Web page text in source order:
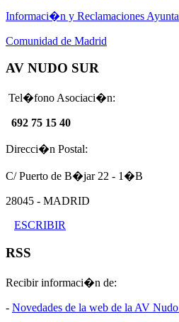
Informaci�n y Reclamaciones
Comunidad de Madrid
AV NUDO SUR
Tel�fono Asociaci�n:
692 75 15 40
Direcci�n Postal:
C/ Puerto de B�jar 22 - 1�B
28045 - MADRID
ESCRIBIR
RSS
Recibir informaci�n de:
- Novedades de la web de la AV